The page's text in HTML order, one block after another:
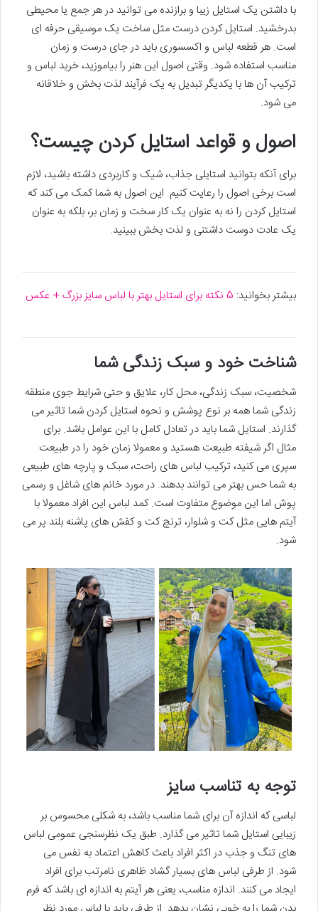
با داشتن یک استایل زیبا و برازنده می توانید در هر جمع یا محیطی
بدرخشید. استایل کردن درست مثل ساخت یک موسیقی حرفه ای
است. هر قطعه لباس و اکسسوری باید در جای درست و زمان
مناسب استفاده شود. وقتی اصول این هنر را بیاموزید، خرید لباس و
ترکیب آن ها با یکدیگر تبدیل به یک فرآیند لذت بخش و خلاقانه
می شود.
اصول و قواعد استایل کردن چیست؟
برای آنکه بتوانید استایلی جذاب، شیک و کاربردی داشته باشید، لازم
است برخی اصول را رعایت کنیم. این اصول به شما کمک می کند که
استایل کردن را نه به عنوان یک کار سخت و زمان بر، بلکه به عنوان
یک عادت دوست داشتنی و لذت بخش ببینید.
بیشتر بخوانید: 5 نکته برای استایل بهتر با لباس سایز بزرگ + عکس
شناخت خود و سبک زندگی شما
شخصیت، سبک زندگی، محل کار، علایق و حتی شرایط جوی منطقه
زندگی شما همه بر نوع پوشش و نحوه استایل کردن شما تاثیر می
گذارند. استایل شما باید در تعادل کامل با این عوامل باشد. برای
مثال اگر شیفته طبیعت هستید و معمولا زمان خود را در طبیعت
سپری می کنید، ترکیب لباس های راحت، سبک و پارچه های طبیعی
به شما حس بهتر می توانند بدهند. در مورد خانم های شاغل و رسمی
پوش اما این موضوع متفاوت است. کمد لباس این افراد معمولا با
آیتم هایی مثل کت و شلوار، ترنچ کت و کفش های پاشنه بلند پر می
شود.
توجه به تناسب سایز
لباسی که اندازه آن برای شما مناسب باشد، به شکلی محسوس بر
زیبایی استایل شما تاثیر می گذارد. طبق یک نظرسنجی عمومی لباس
های تنگ و جذب در اکثر افراد باعث کاهش اعتماد به نفس می
شود. از طرفی لباس های بسیار گشاد ظاهری نامرتب برای افراد
ایجاد می کنند. اندازه مناسب، یعنی هر آیتم به اندازه ای باشد که فرم